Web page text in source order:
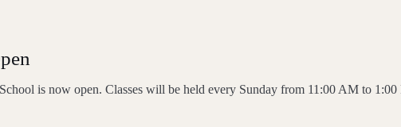
is now open. Classes will be held every Sunday from 11:00 AM to